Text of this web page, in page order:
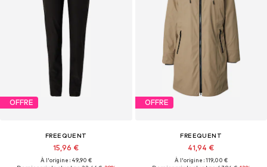
OFFRE
FREEQUENT
15,96 €
À l'origine : 49,90 €
OFFRE
FREEQUENT
41,94 €
À l'origine : 119,00 €